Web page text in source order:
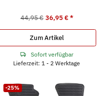
44,95 € 36,95 €*
Zum Artikel
Sofort verfügbar
Lieferzeit: 1 - 2 Werktage
-25%